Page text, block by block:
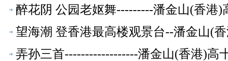
醉花阴 公园老妪舞---------潘金山(香港)
望海潮 登香港最高楼观景台--潘金山(
弄孙三首------------------潘金山(香港)高